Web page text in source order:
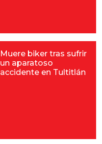
Muere biker tras sufrir
un aparatoso
accidente en Tultitlán